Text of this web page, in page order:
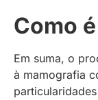
Como
Em suma, o
à mamografia